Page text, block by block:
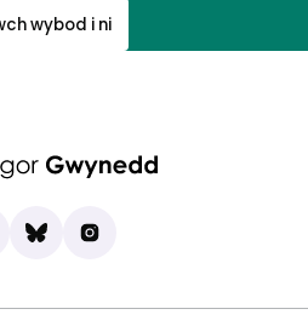
wybod i ni
o hyd i ni ar Facebook
agor mewn tab newydd)
Bluesky
(yn agor mewn tab newydd)
Instagram
(yn agor mewn tab